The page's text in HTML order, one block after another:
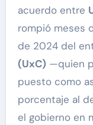
acuerdo entre
rompió meses
de 2024 del
(UxC) —quien
puesto como
porcentaje al
el gobierno en